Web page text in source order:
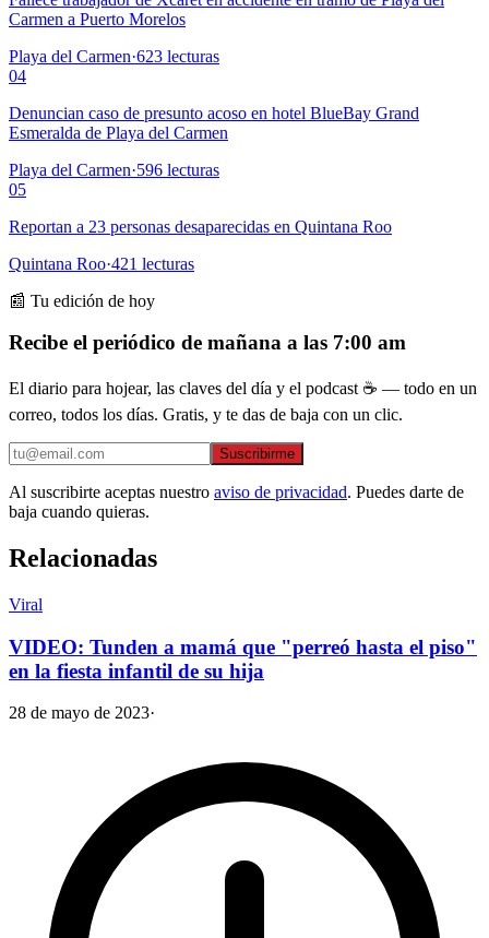
Carmen a Puerto Morelos
Playa del Carmen·623 lecturas
04
Denuncian caso de presunto acoso en hotel BlueBay Grand
Esmeralda de Playa del Carmen
Playa del Carmen·596 lecturas
05
Reportan a 23 personas desaparecidas en Quintana Roo
Quintana Roo·421 lecturas
📰 Tu edición de hoy
Recibe el periódico de mañana a las 7:00 am
El diario para hojear, las claves del día y el podcast ☕ — todo en un
correo, todos los días. Gratis, y te das de baja con un clic.
Suscribirme
Al suscribirte aceptas nuestro aviso de privacidad. Puedes darte de
baja cuando quieras.
Relacionadas
Viral
VIDEO: Tunden a mamá que "perreó hasta el piso"
en la fiesta infantil de su hija
28 de mayo de 2023·